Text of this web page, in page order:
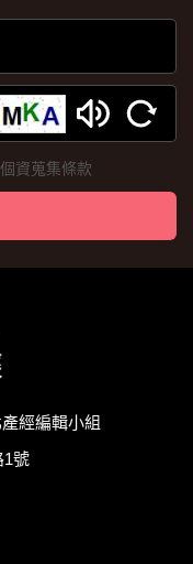
資蒐集條款
經編輯小組
1號